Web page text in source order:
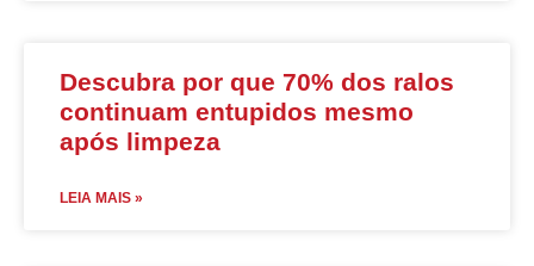
Descubra por que 70% dos ralos
continuam entupidos mesmo
após limpeza
LEIA MAIS »